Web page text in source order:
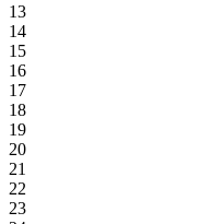
13
14
15
16
17
18
19
20
21
22
23